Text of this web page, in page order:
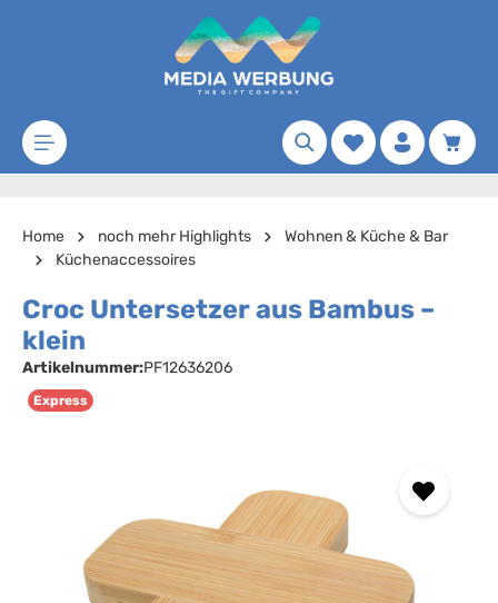
Zum Hauptinhalt springen
Merkzettel
Home noch mehr Highlights
Wohnen & Küche & Bar
Küchenaccessoires
Croc Untersetzer aus Bambus –
klein
Artikelnummer:PF12636206
Express